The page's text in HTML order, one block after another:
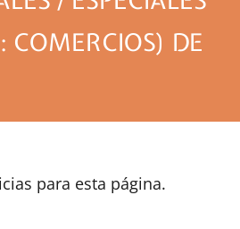
COMERCIOS) DE
para esta página.